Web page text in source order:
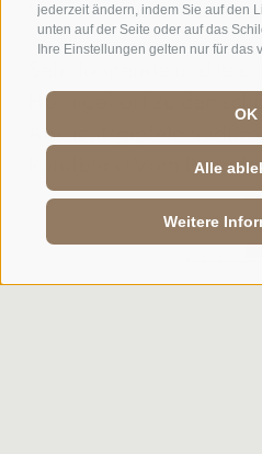
jederzeit ändern, indem Sie auf den
unten auf der Seite oder auf das
Ihre Einstellungen gelten nur für das
OK
Alle
Weitere
ANFRAGE
Von der Gasserhütte
Horn gehört zu den
Aussichtsgipfeln
Rundblick! Vom
Schwierigkeit: